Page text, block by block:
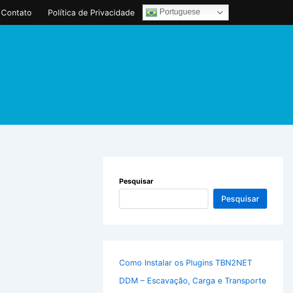
Contato Política de Privacidade Portuguese
Pesquisar
Pesquisar
Como Instalar os Plugins TBN2NET
DDM – Escavação, Carga e Transporte